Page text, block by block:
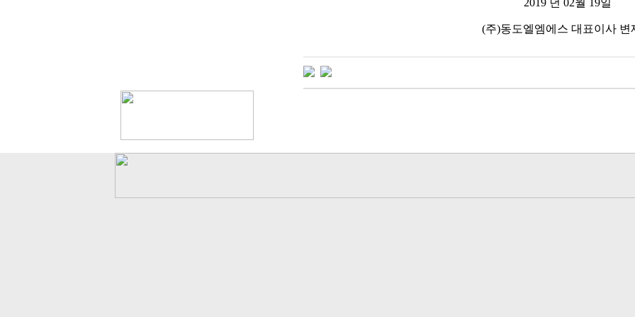
2019 년 02월 19일
(주)동도엘엠에스 대표이사 변